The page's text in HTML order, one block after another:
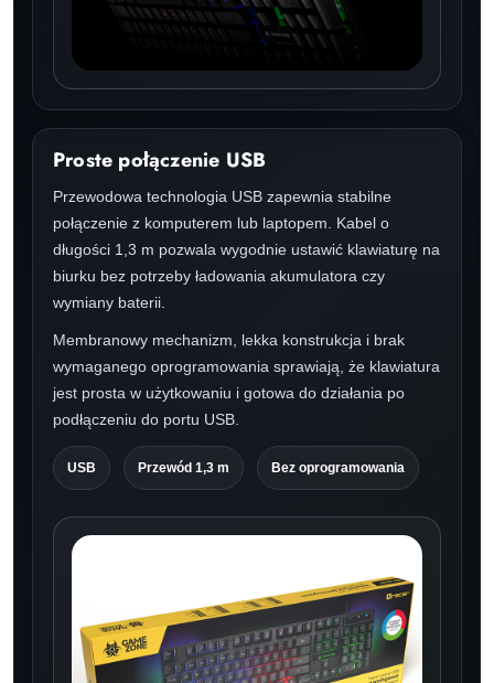
Proste połączenie USB
Przewodowa technologia USB zapewnia stabilne
połączenie z komputerem lub laptopem. Kabel o
długości 1,3 m pozwala wygodnie ustawić klawiaturę na
biurku bez potrzeby ładowania akumulatora czy
wymiany baterii.
Membranowy mechanizm, lekka konstrukcja i brak
wymaganego oprogramowania sprawiają, że klawiatura
jest prosta w użytkowaniu i gotowa do działania po
podłączeniu do portu USB.
USB Przewód 1,3 m Bez oprogramowania